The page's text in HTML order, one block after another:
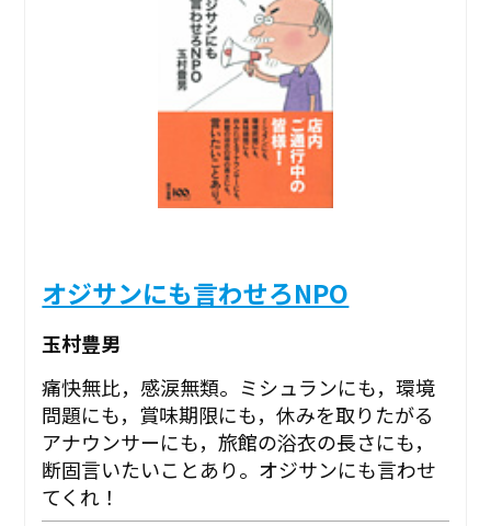
オジサンにも言わせろNPO
玉村豊男
痛快無比，感涙無類。ミシュランにも，環境
問題にも，賞味期限にも，休みを取りたがる
アナウンサーにも，旅館の浴衣の長さにも，
断固言いたいことあり。オジサンにも言わせ
てくれ！